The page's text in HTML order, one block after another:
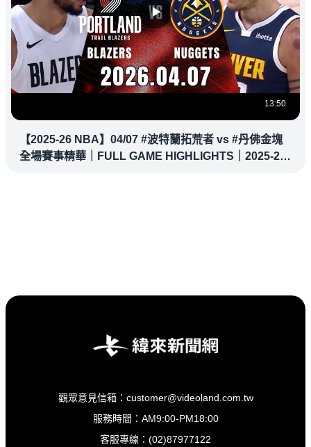
13:50
【2025-26 NBA】04/07 #波特蘭拓荒者 vs #丹佛金塊
全場賽事精華｜FULL GAME HIGHLIGHTS｜2025-26
觀眾意見信箱：customer@videoland.com.tw
服務時間：AM9:00-PM18:00
客服專線：(02)87977122